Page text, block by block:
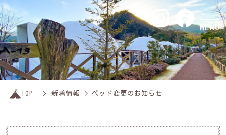
MENU
TOP 新着情報 ベッド変更のお知らせ